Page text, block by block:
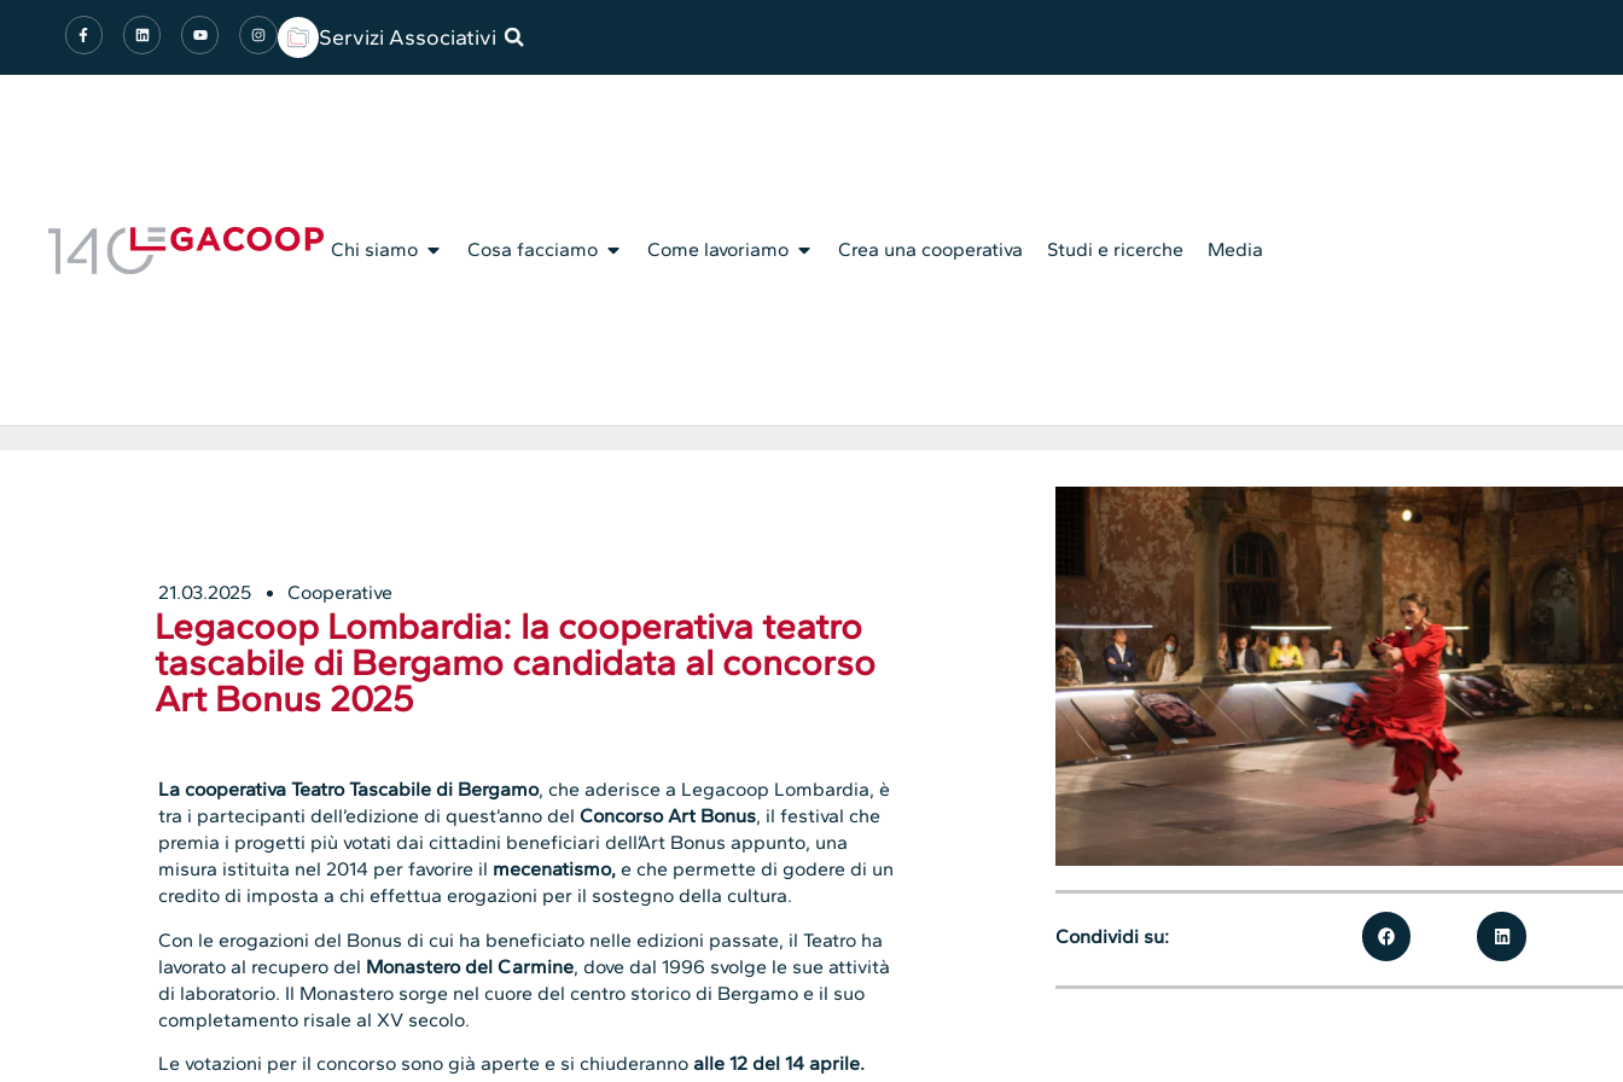
Servizi Associativi
Chi siamo Cosa facciamo Come lavoriamo Crea una cooperativa Studi e ricerche Media
21.03.2025 Cooperative
Legacoop Lombardia: la cooperativa teatro
tascabile di Bergamo candidata al concorso
Art Bonus 2025
La cooperativa Teatro Tascabile di Bergamo, che aderisce a Legacoop Lombardia, è
tra i partecipanti dell’edizione di quest’anno delConcorso Art Bonus, il festival che
premia i progetti più votati dai cittadini beneficiari dell’Art Bonus appunto, una
misura istituita nel 2014 per favorire il mecenatismo, e che permette di godere di un
credito di imposta a chi effettua erogazioni per il sostegno della cultura.
Con le erogazioni del Bonus di cui ha beneficiato nelle edizioni passate, il Teatro ha
lavorato al recupero del Monastero del Carmine, dove dal 1996 svolge le sue attività
di laboratorio. Il Monastero sorge nel cuore del centro storico di Bergamo e il suo
completamento risale al XV secolo.
Le votazioni per il concorso sono già aperte e si chiuderannoalle 12 del 14 aprile.
Condividi su: